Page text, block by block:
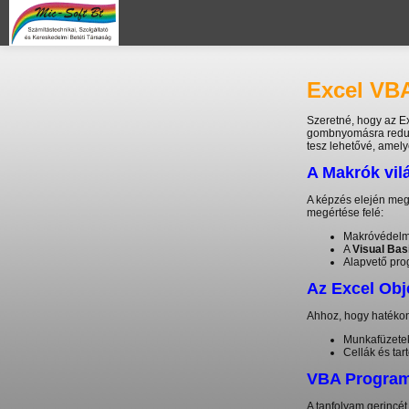
Excel
Szeretné, hogy az
gombnyomásra
tesz lehetővé,
A Makrók
A képzés elején
megértése felé:
AVisual
Alapvető
Az Excel
Ahhoz, hogy
Cellák és
VBA
A tanfolyam